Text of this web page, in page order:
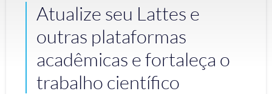
Atualize seu Lattes e
outras plataformas
acadêmicas e fortaleça o
trabalho científico